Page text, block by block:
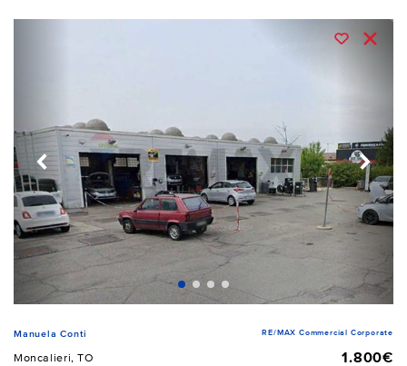
Manuela Conti RE/MAX Commercial Corporate
Moncalieri, TO
1.800€